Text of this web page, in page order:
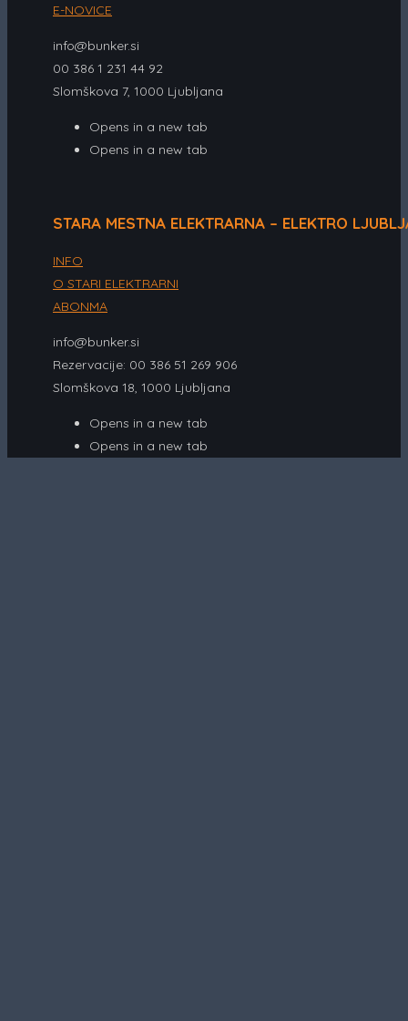
E-NOVICE
info@bunker.si
00 386 1 231 44 92
Slomškova 7, 1000 Ljubljana
Opens in a new tab
Opens in a new tab
STARA MESTNA ELEKTRARNA – ELEKTRO
INFO
O STARI ELEKTRARNI
ABONMA
info@bunker.si
Rezervacije: 00 386 51 269 906
Slomškova 18, 1000 Ljubljana
Opens in a new tab
Opens in a new tab